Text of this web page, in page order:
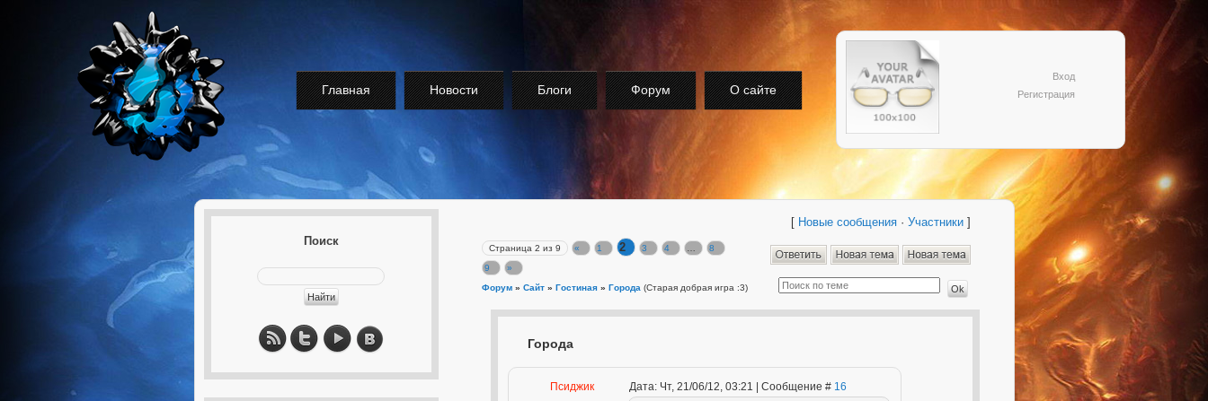
Главная Новости Блоги Форум О сайте
Вход
Регистрация
Поиск
[ Новые сообщения· Участники]
Страница 2 из 9 « 1 2 3 4
8
9
»
Форум » Сайт » Гостиная » Города (Старая добрая игра :3)
Города
Псиджик Дата: Чт, 21/06/12, 03:21 | Сообщение # 16